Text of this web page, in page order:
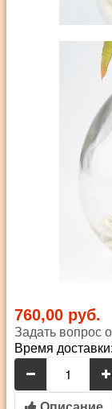
760,00 руб.
Задать вопрос
Время